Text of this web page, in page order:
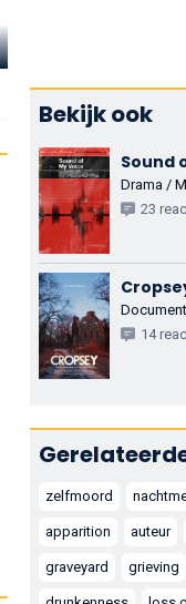
Jenny Sewell
Bekijk ook
Sound
Drama /
23
14
zelfmoord
apparition auteur
graveyard grieving